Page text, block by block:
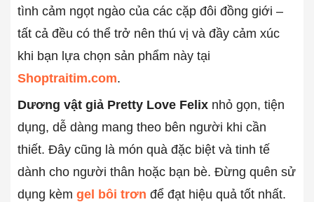
tình cảm ngọt ngào của các cặp đôi đồng giới –
tất cả đều có thể trở nên thú vị và đầy cảm xúc
khi bạn lựa chọn sản phẩm này tại
Shoptraitim.com.
Dương vật giả Pretty Love Felix nhỏ gọn, tiện
dụng, dễ dàng mang theo bên người khi cần
thiết. Đây cũng là món quà đặc biệt và tinh tế
dành cho người thân hoặc bạn bè. Đừng quên sử
dụng kèm gel bôi trơn để đạt hiệu quả tốt nhất.